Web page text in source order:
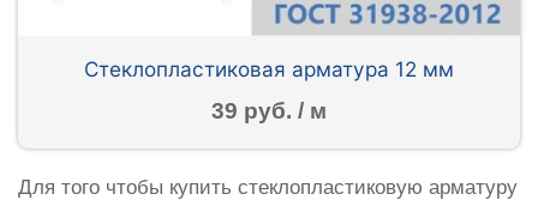
Стеклопластиковая арматура 12 мм
39 руб. / м
Для того чтобы купить стеклопластиковую арматуру